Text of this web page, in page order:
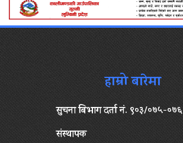
हाम्रो बारेमा
सुचना बिभाग दर्ता नं. ९०३/०७५-०७६
संस्थापक